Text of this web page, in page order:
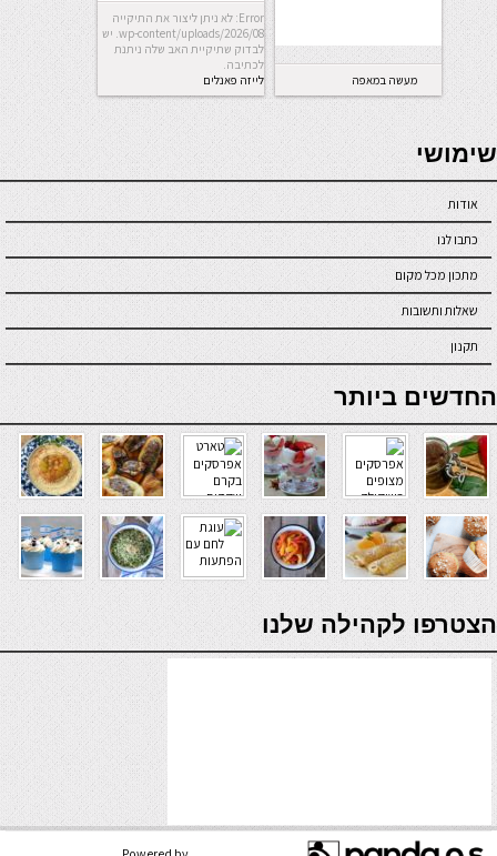
מעשה במאפה
Error: לא ניתן ליצור את התיקייה
wp-content/uploads/2026/08. יש
לבדוק שתיקיית האב שלה ניתנת
לכתיבה.
לייזה פאנלים
seriöse online casinos österreich
שימושי
אודות
כתבו לנו
מתכון מכל מקום
שאלות ותשובות
תקנון
online casino
החדשים ביותר
verde casino
הצטרפו לקהילה שלנו